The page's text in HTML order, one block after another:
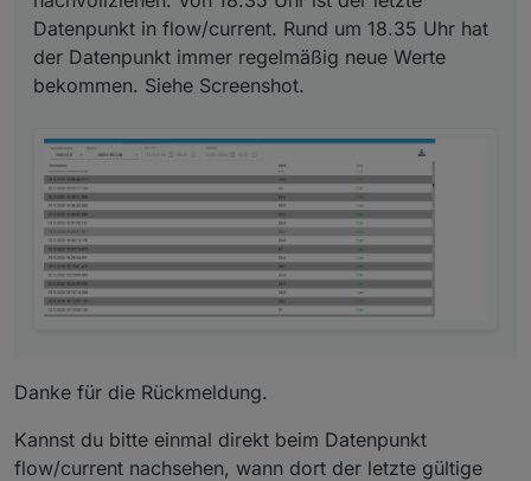
Datenpunkt in flow/current. Rund um 18.35 Uhr hat
der Datenpunkt immer regelmäßig neue Werte
bekommen. Siehe Screenshot.
Danke für die Rückmeldung.
Kannst du bitte einmal direkt beim Datenpunkt
flow/current nachsehen, wann dort der letzte gültige